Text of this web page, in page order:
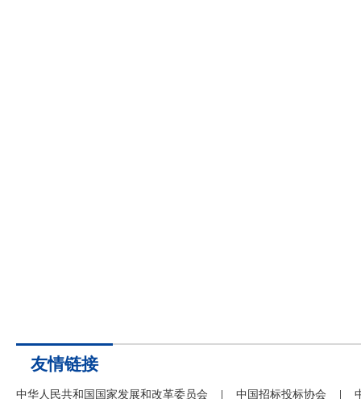
友情链接
中华人民共和国国家发展和改革委员会 中国招标投标协会